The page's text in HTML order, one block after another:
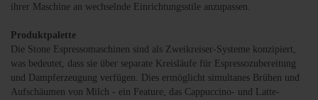
ihrer Maschine an wechselnde Einrichtungsstile anzupassen.
Produktpalette
Die Stone Espressomaschinen sind als Zweikreiser-Systeme konzipiert,
was bedeutet, dass sie über separate Kreisläufe für Espressozubereitung
und Dampferzeugung verfügen. Dies ermöglicht simultanes Brühen und
Aufschäumen von Milch - ein Feature, das Cappuccino- und Latte-